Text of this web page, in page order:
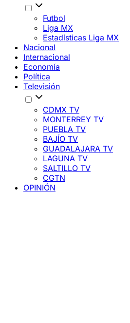
Futbol
Liga MX
Estadísticas Liga MX
Nacional
Internacional
Economía
Política
Televisión
CDMX TV
MONTERREY TV
PUEBLA TV
BAJÍO TV
GUADALAJARA TV
LAGUNA TV
SALTILLO TV
CGTN
OPINIÓN